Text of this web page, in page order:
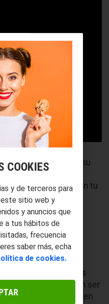
también aumentará su
es tan
de dispositivos en tu
contaminación
solares
pueden reciclar
es
su vida útil, deben ser
electrónicos en
COOKIES
y de terceros para
sitio web y
y anuncios que
a tus hábitos de
frecuencia
saber más, echa
de cookies.